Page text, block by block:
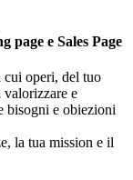
page e Sales Page
cui operi, del tuo
valorizzare e
bisogni e obiezioni
la tua mission e il